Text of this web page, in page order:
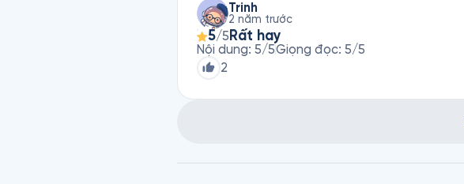
Trinh
2 năm trước
5/5 Rất hay
Nội dung: 5/5Giọng đọc: 5/5
2